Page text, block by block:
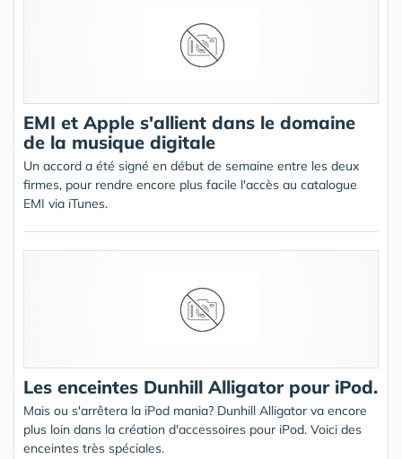
EMI et Apple s'allient dans le domaine
de la musique digitale
Un accord a été signé en début de semaine entre les deux
firmes, pour rendre encore plus facile l'accès au catalogue
EMI via iTunes.
Les enceintes Dunhill Alligator pour iPod.
Mais ou s'arrêtera la iPod mania? Dunhill Alligator va encore
plus loin dans la création d'accessoires pour iPod. Voici des
enceintes très spéciales.